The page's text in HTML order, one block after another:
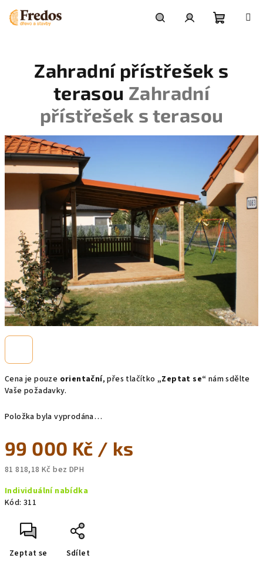
obsah
košík
Cena je pouze orientační, přes tlačítko „Zeptat se“ nám sdělte
Vaše požadavky.
Položka byla vyprodána…
99 000 Kč / ks
81 818,18 Kč bez DPH
cena:
Individuální nabídka
Kód: 311
Zeptat se Sdílet
Zahradní přístřešek s
terasou Zahradní
přístřešek s terasou